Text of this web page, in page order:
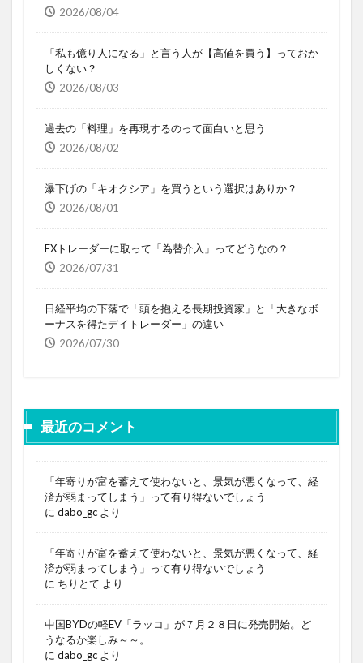
2026/08/04
「私も億り人になる」と言う人が【高値を買う】っておか
しくない？
2026/08/03
過去の「料理」を再現するのって面白いと思う
2026/08/02
瀑下げの「キオクシア」を買うという選択はありか？
2026/08/01
FXトレーダーに取って「為替介入」ってどうなの？
2026/07/31
日経平均の下落で「頭を抱える長期投資家」と「大きなボ
ーナスを得たデイトレーダー」の違い
2026/07/30
最近のコメント
「年寄りが富を蓄えて使わないと、景気が悪くなって、経
済が弱まってしまう」って有り得ないでしょう
に dabo_gc より
「年寄りが富を蓄えて使わないと、景気が悪くなって、経
済が弱まってしまう」って有り得ないでしょう
に ちりとて より
中国BYDの軽EV「ラッコ」が７月２８日に発売開始。ど
うなるか楽しみ～～。
に dabo_gc より